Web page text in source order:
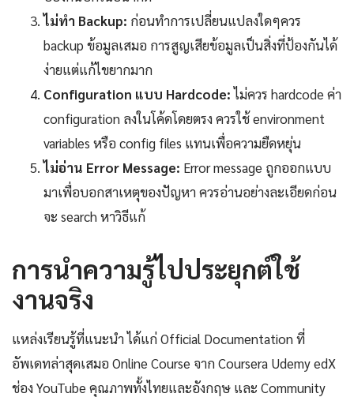
ไม่ทำ Backup: ก่อนทำการเปลี่ยนแปลงใดๆควร
backup ข้อมูลเสมอ การสูญเสียข้อมูลเป็นสิ่งที่ป้องกันได้
ง่ายแต่แก้ไขยากมาก
Configuration แบบ Hardcode:ไม่ควร hardcode ค่า
configuration ลงในโค้ดโดยตรง ควรใช้ environment
variables หรือ config files แทนเพื่อความยืดหยุ่น
ไม่อ่าน Error Message: Error message ถูกออกแบบ
มาเพื่อบอกสาเหตุของปัญหา ควรอ่านอย่างละเอียดก่อน
จะ search หาวิธีแก้
การนำความรู้ไปประยุกต์ใช้
งานจริง
แหล่งเรียนรู้ที่แนะนำ ได้แก่ Official Documentation ที่
อัพเดทล่าสุดเสมอ Online Course จาก Coursera Udemy edX
ช่อง YouTube คุณภาพทั้งไทยและอังกฤษ และ Community